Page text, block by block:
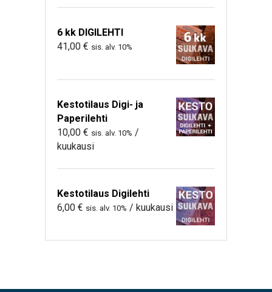
6 kk DIGILEHTI
41,00 € sis. alv. 10%
Kestotilaus Digi- ja
Paperilehti
10,00 € sis. alv. 10% /
kuukausi
Kestotilaus Digilehti
6,00 € sis. alv. 10% / kuukausi